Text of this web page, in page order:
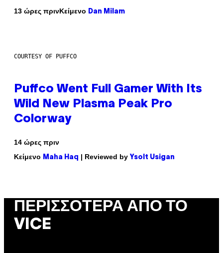
13 ώρες πρινΚείμενο Dan Milam
COURTESY OF PUFFCO
Puffco Went Full Gamer With Its
Wild New Plasma Peak Pro
Colorway
14 ώρες πριν
Κείμενο
Maha Haq | Reviewed by Ysolt Usigan
ΠΕΡΙΣΣΌΤΕΡΑ ΑΠΌ ΤΟ
VICE